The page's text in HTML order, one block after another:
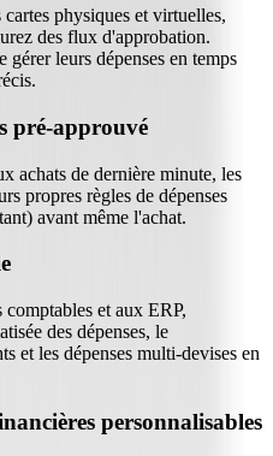
physiques et virtuelles,
des flux d'approbation.
gérer leurs dépenses en temps
pré-approuvé
achats de dernière minute, les
propres règles de dépenses
avant même l'achat.
et aux ERP,
des dépenses, le
et les dépenses multi-devises en
personnalisables